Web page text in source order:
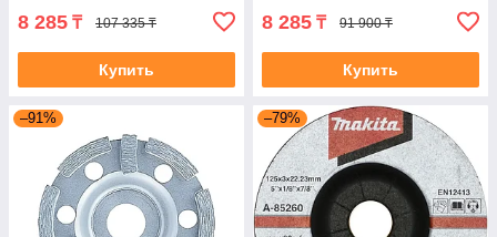
8 285 ₸ 107 335 ₸
Купить
8 285 ₸ 91 900 ₸
Купить
–91% –79%